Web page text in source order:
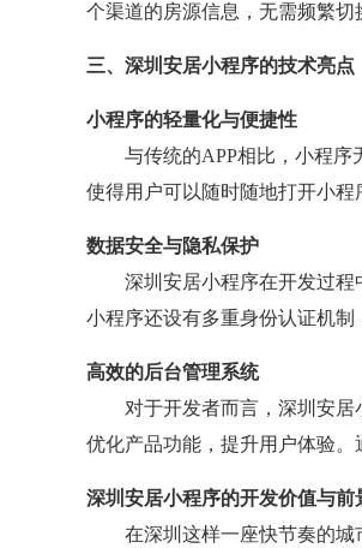
个渠道的房源信息，无需频繁切
三、深圳安居小程序的技术亮点
小程序的轻量化与便捷性
与传统的APP相比，小程
使得用户可以随时随地打开小程
数据安全与隐私保护
深圳安居小程序在开发过程
小程序还设有多重身份认证机制
高效的后台管理系统
对于开发者而言，深圳安
优化产品功能，提升用户体验。
深圳安居小程序的开发价值与前
在深圳这样一座快节奏的